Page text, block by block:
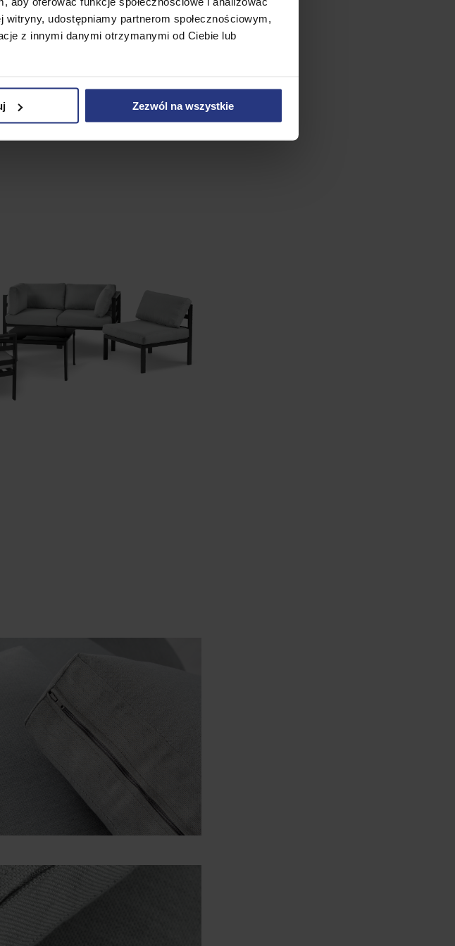
udostępniamy partnerom społecznościowym,
z innymi danymi otrzymanymi od Ciebie lub
Zezwól na wszystkie
jeśli chcemy zostawić
nie zamokły podczas deszczu.